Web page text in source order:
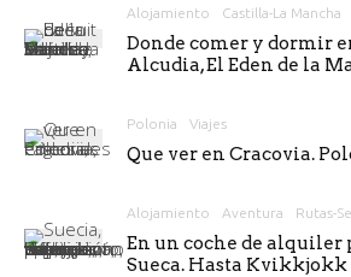
Alojamiento Castilla-La Mancha
Donde comer y dormir
Alcudia, El Eden de la
Polonia Viajes
Que ver en Cracovia.
Alojamiento Aventura Rutas-
En un coche de alquiler
Sueca. Hasta Kvikkjokk